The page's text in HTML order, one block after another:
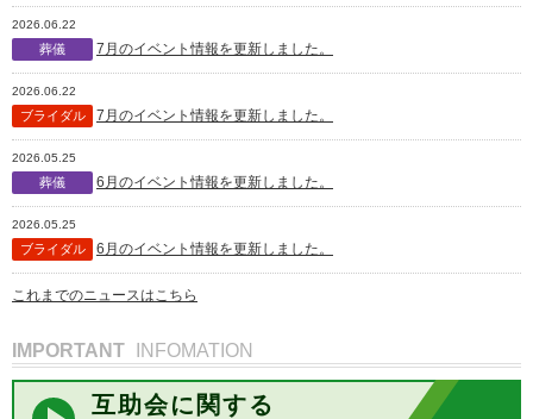
2026.06.22
葬儀 7月のイベント情報を更新しました。
2026.06.22
ブライダル 7月のイベント情報を更新しました。
2026.05.25
葬儀 6月のイベント情報を更新しました。
2026.05.25
ブライダル 6月のイベント情報を更新しました。
これまでのニュースはこちら
IMPORTANT INFOMATION
互助会に関する